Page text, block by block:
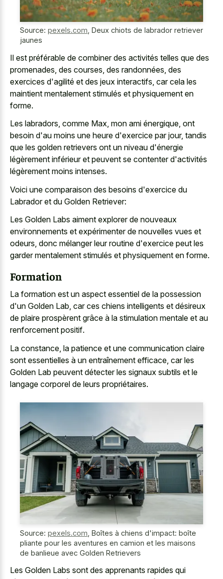
Source: pexels.com Deux chiots de labrador retriever
jaunes
Il est préférable de combiner des activités telles que des
promenades, des courses, des randonnées, des
exercices d'agilité et des jeux interactifs, car cela les
maintient mentalement stimulés et physiquement en
forme.
Les labradors, comme Max, mon ami énergique, ont
besoin d'au moins une heure d'exercice par jour, tandis
que les golden retrievers ont un niveau d'énergie
légèrement inférieur et peuvent se contenter d'activités
légèrement moins intenses.
Voici une comparaison des besoins d'exercice du
Labrador et du Golden Retriever:
Les Golden Labs aiment explorer de nouveaux
environnements et expérimenter de nouvelles vues et
odeurs, donc mélanger leur routine d'exercice peut les
garder mentalement stimulés et physiquement en forme.
Formation
La formation est un aspect essentiel de la possession
d'un Golden Lab, car ces chiens intelligents et désireux
de plaire prospèrent grâce à la stimulation mentale et au
renforcement positif.
La constance, la patience et une communication claire
sont essentielles à un entraînement efficace, car les
Golden Lab peuvent détecter les signaux subtils et le
langage corporel de leurs propriétaires.
Source: pexels.com Boîtes à chiens d'impact: boîte
pliante pour les aventures en camion et les maisons
de banlieue avec Golden Retrievers
Les Golden Labs sont des apprenants rapides qui